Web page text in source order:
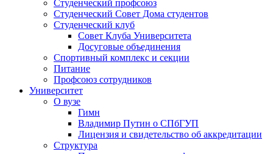
Студенческий профсоюз
Студенческий Совет Дома студентов
Студенческий клуб
Совет Клуба Университета
Досуговые объединения
Спортивный комплекс и секции
Питание
Профсоюз сотрудников
Университет
О вузе
Гимн
Владимир Путин о СПбГУП
Лицензия и свидетельство об аккредитации
Структура